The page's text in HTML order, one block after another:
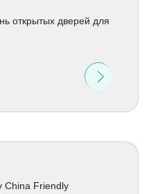
открытых дверей для
China Friendly